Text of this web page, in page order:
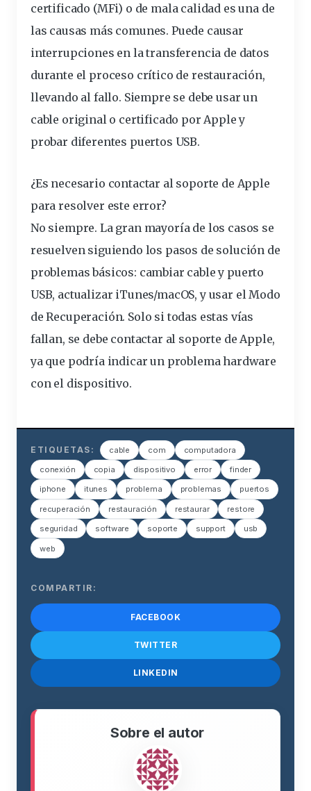
certificado (MFi) o de mala calidad es una de
las causas más comunes. Puede causar
interrupciones en la transferencia de datos
durante el proceso crítico de restauración,
llevando al fallo. Siempre se debe usar un
cable original o certificado por Apple y
probar diferentes puertos USB.
¿Es necesario contactar al soporte de Apple
para resolver este error?
No siempre. La gran mayoría de los casos se
resuelven siguiendo los pasos de solución de
problemas básicos: cambiar cable y puerto
USB, actualizar iTunes/macOS, y usar el Modo
de Recuperación. Solo si todas estas vías
fallan, se debe contactar al soporte de Apple,
ya que podría indicar un problema hardware
con el dispositivo.
ETIQUETAS: cable com computadora
conexión copia dispositivo error finder
iphone itunes problema problemas puertos
recuperación restauración restaurar restore
seguridad software soporte support usb
web
COMPARTIR:
FACEBOOK
TWITTER
LINKEDIN
Sobre el autor